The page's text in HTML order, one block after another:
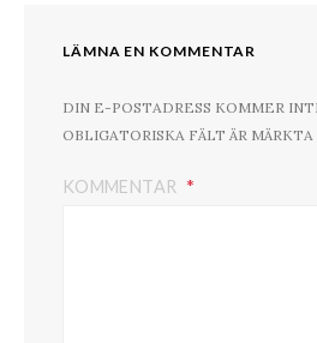
LÄMNA EN KOMMENTAR
DIN E-POSTADRESS KOMMER
OBLIGATORISKA FÄLT ÄR MÄRKTA
KOMMENTAR